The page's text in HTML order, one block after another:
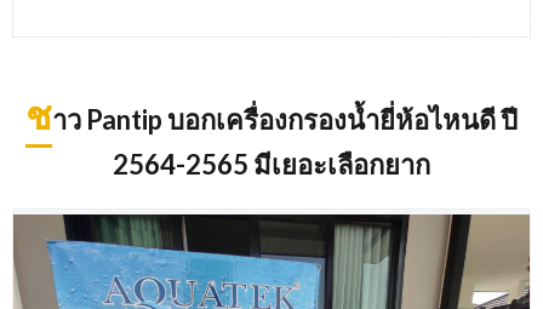
ชาว Pantip บอกเครื่องกรองน้ำยี่ห้อไหนดี ปี
2564-2565 มีเยอะเลือกยาก